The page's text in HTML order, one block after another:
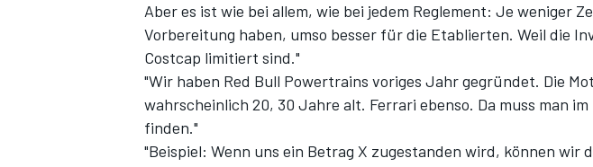
Aber es ist wie bei allem, wie bei jedem Reglement: Je weniger
Vorbereitung haben, umso besser für die Etablierten. Weil die
Costcap limitiert sind."
"Wir haben Red Bull Powertrains voriges Jahr gegründet. Die
wahrscheinlich 20, 30 Jahre alt. Ferrari ebenso. Da muss man
finden."
"Beispiel: Wenn uns ein Betrag X zugestanden wird, können wir